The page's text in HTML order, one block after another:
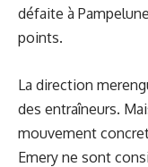
défaite à
points.
La direction
des entraîneurs.
mouvement
Emery ne sont